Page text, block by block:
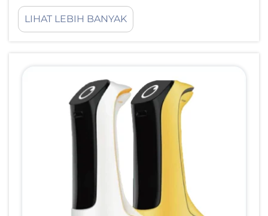
cara bisnis berinteraksi dengan pelanggan. Di antara
perkembangan paling signifikan dalam beberapa tahun
LIHAT LEBIH BANYAK